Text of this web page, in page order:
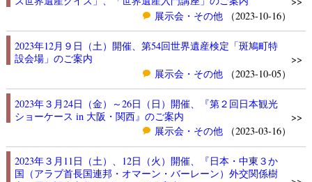
展示会・その他
（2023-10-16）
2023年12月９日（土）開催、第54回世界遺産検定「斑鳩町特
設会場」のご案内
展示会・その他
（2023-10-05）
>>
2023年３月24日（金）～26日（日）開催、『第２回日本観光
ショーケース in 大阪・関西』のご案内
展示会・その他
（2023-03-16）
>>
2023年３月11日（土）、12日（火）開催、『日本・中東３か
国（アラブ首長国連邦・オマーン・バーレーン）外交関係樹